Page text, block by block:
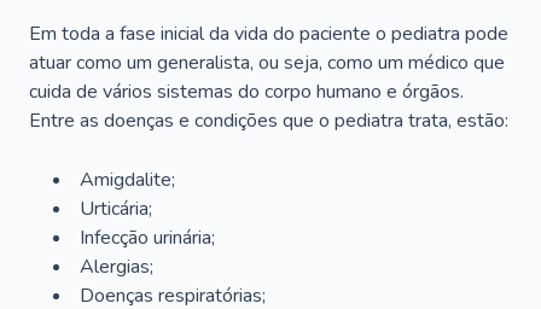
Em toda a fase inicial da vida do paciente o pediatra pode
atuar como um generalista, ou seja, como um médico que
cuida de vários sistemas do corpo humano e órgãos.
Entre as doenças e condições que o pediatra trata, estão:
Amigdalite;
Urticária;
Infecção urinária;
Alergias;
Doenças respiratórias;